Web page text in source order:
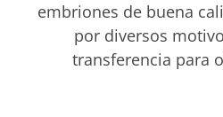
embriones de buena
por diversos
transferencia para